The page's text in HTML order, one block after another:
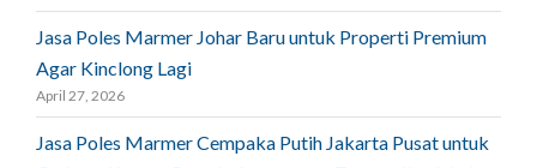
Jasa Poles Marmer Johar Baru untuk Properti Premium
Agar Kinclong Lagi
April 27, 2026
Jasa Poles Marmer Cempaka Putih Jakarta Pusat untuk